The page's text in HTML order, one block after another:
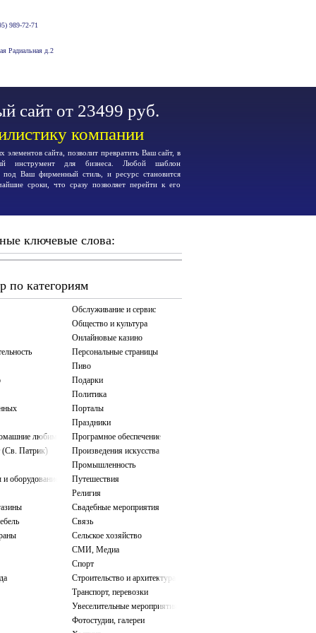
989-72-71
Радиальная д.2
сайт от 23499 руб.
компании
элементов сайта, позволит превратить Ваш сайт, в
инструмент для бизнеса. Любой шаблон
под Ваш фирменный стиль, и ресурс становится
сроки, что сразу позволяет перейти к его
ключевые слова:
по категориям
любимцы
(Св. Патрик)
оборудование
Обслуживание и сервис
Общество и культура
Онлайновые казино
Персональные страницы
Пиво
Подарки
Политика
Порталы
Праздники
Програмное обеспечение
Произведения искусства
Промышленность
Путешествия
Религия
Свадебные мероприятия
Связь
Сельское хозяйство
СМИ, Медиа
Спорт
Строительство и архитектура
Транспорт, перевозки
Увеселительные мероприятия
Фотостудии, галереи